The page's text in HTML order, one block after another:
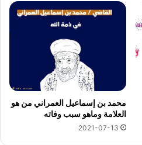
محمد بن إسماعيل العمراني من هو
العلامة وماهو سبب وفاته
2021-07-13